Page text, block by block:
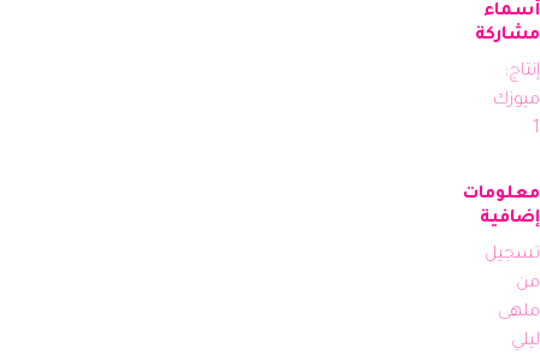
أسماء
مشاركة
1
معلومات
إضافية